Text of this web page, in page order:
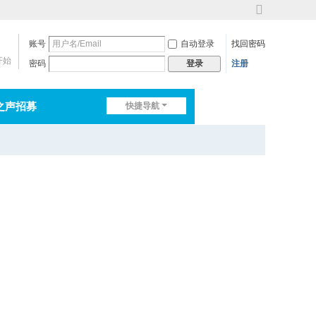
到
账号 自动登录
找回密码
密码
登录 注册
始
快捷导航
声招募